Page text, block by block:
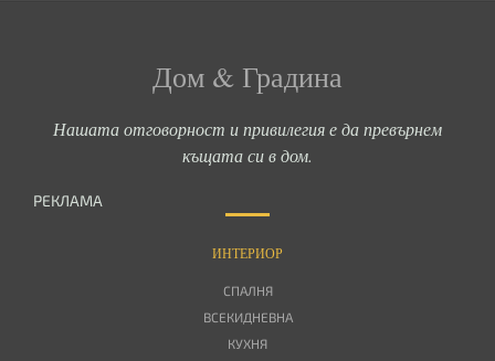
Дом & Градина
Нашата отговорност и привилегия е да превърнем
къщата си в дом.
РЕКЛАМА
ИНТЕРИОР
СПАЛНЯ
ВСЕКИДНЕВНА
КУХНЯ